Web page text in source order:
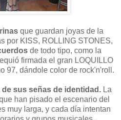
que guardan joyas de la
por KISS, ROLLING STONES,
de todo tipo, como la
firmada el gran LOQUILLO
97, dándole color de rock'n'roll.
sus señas de identidad. La
han pisado el escenario del
muy larga, y cada día intentan